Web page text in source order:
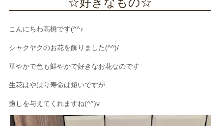
こんにちわ高橋です(^^♪
シャクヤクのお花を飾りました(^^)/
華やかで色も鮮やかで好きなお花なのです
生花はやはり寿命は短いですが
癒しを与えてくれますね(^^)v